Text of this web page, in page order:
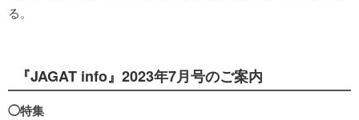
る。
『JAGAT info』2023年7月号のご案内
◯特集